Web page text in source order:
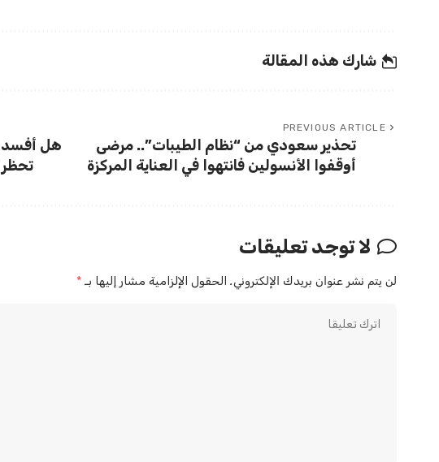
شارك هذه المقالة
PREVIOUS ARTICLE
تحذير سعودي من “نظام الطيبات”.. مرضى
أوقفوا الأنسولين فانتهوا في العناية المركزة
هل
تحظر
لا توجد تعليقات
لن يتم نشر عنوان بريدك الإلكتروني. الحقول الإلزامية مشار إليها بـ *